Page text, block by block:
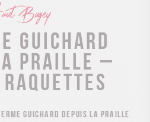
Bugey
Guichard
Praille –
Guichard depuis la Praille